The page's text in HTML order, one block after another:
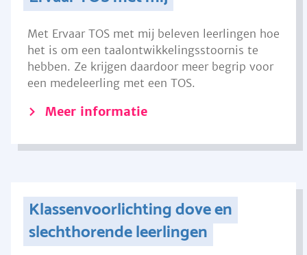
Met Ervaar TOS met mij beleven leerlingen hoe
het is om een taalontwikkelingsstoornis te
hebben. Ze krijgen daardoor meer begrip voor
een medeleerling met een TOS.
Meer informatie
Klassenvoorlichting dove en
slechthorende leerlingen